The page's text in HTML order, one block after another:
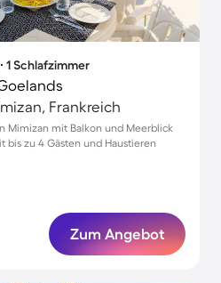
1 Schlafzimmer
Frankreich
Mimizan mit Balkon und Meerblick
bis zu 4 Gästen und Haustieren
Zum Angebot